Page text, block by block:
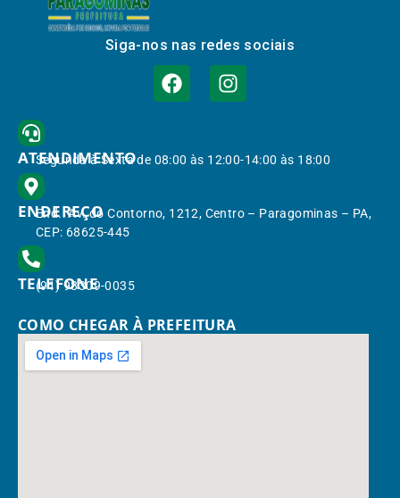
Siga-nos nas redes sociais
ATENDIMENTO
Segunda à Sexta de 08:00 às 12:00-14:00 às 18:00
ENDEREÇO
End.: Av. do Contorno, 1212, Centro – Paragominas – PA,
CEP: 68625-445
TELEFONE
(91) 98309-0035
COMO CHEGAR À PREFEITURA